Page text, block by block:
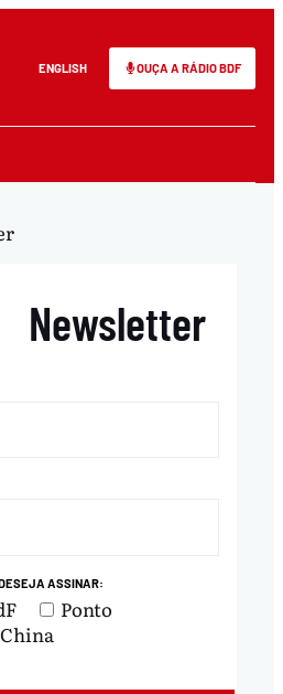
ENGLISH OUÇA A RÁDIO BDF
Newsletter
ASSINAR:
Ponto